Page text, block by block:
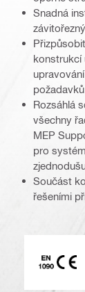
Snadná
konstrukcí
Rozsáhlá
všechny
MEP
pro
Součást
řešeními